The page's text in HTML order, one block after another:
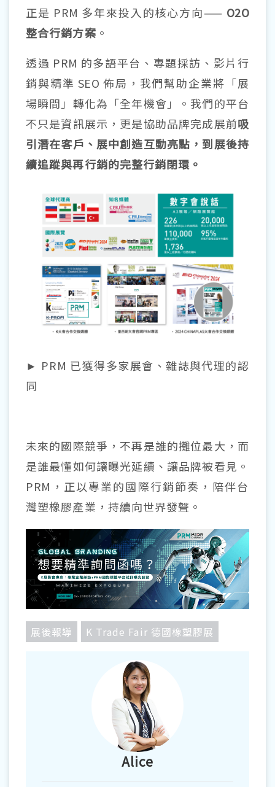
正是 PRM 多年來投入的核心方向—— O2O
整合行銷方案 。
透過 PRM 的多語平台、專題採訪、影片行
銷與精準 SEO 佈局，我們幫助企業將「展
場瞬間」轉化為「全年機會」。我們的平台
不只是資訊展示，更是協助品牌完成展前吸
引潛在客戶、展中創造互動亮點，到展後持
續追蹤與再行銷的完整行銷閉環。
► PRM 已獲得多家展會、雜誌與代理的認
同
未來的國際競爭，不再是誰的攤位最大，而
是誰最懂如何讓曝光延續、讓品牌被看見。
PRM ，正以專業的國際行銷節奏，陪伴台
灣塑橡膠產業，持續向世界發聲。
展後報導 K Trade Fair 德國橡塑膠展
Alice